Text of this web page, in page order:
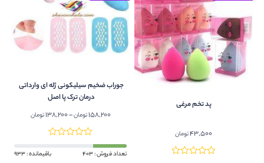
پد تخم مرغی
43,500تومان
جوراب ضخیم سیلیکونی ژله ای وارداتی
درمان ترک پا اصل
158,200تومان–
138,200تومان
through
تعداد فروش : 403 باقیمانده : 933